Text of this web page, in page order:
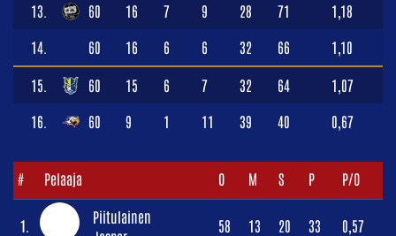
13. 60 16 7 9 28 71 1,18
14. 60 16 6 6 32 66 1,10
15. 60 15 6 7 32 64 1,07
16. 60 9 1 11 39 40 0,67
# Pelaaja O M S P P/O
1.
Piitulainen
58 13 20 33 0,57